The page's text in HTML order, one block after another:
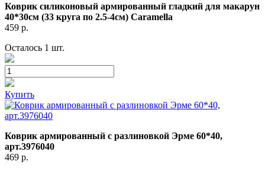
Коврик силиконовый армированный гладкий для макарун
40*30см (33 круга по 2.5-4см) Caramella
459 р.
Осталось 1 шт.
Купить
Коврик армированный с разлиновкой Эрме 60*40,
арт.3976040
469 р.